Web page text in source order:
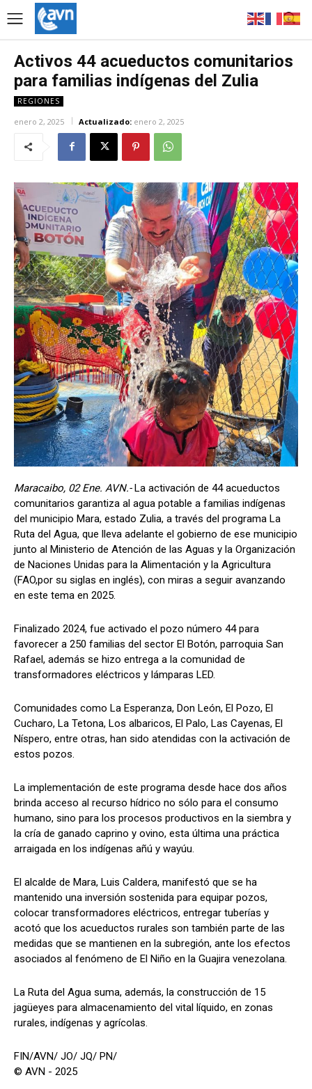
Activos 44 acueductos comunitarios
para familias indígenas del Zulia
REGIONES
enero 2, 2025 Actualizado: enero 2, 2025
Maracaibo, 02 Ene. AVN.-La activación de 44 acueductos
comunitarios garantiza al agua potable a familias indígenas
del municipio Mara, estado Zulia, a través del programa La
Ruta del Agua, que lleva adelante el gobierno de ese municipio
junto al Ministerio de Atención de las Aguas y la Organización
de Naciones Unidas para la Alimentación y la Agricultura
(FAO,por su siglas en inglés), con miras a seguir avanzando
en este tema en 2025.
Finalizado 2024, fue activado el pozo número 44 para
favorecer a 250 familias del sector El Botón, parroquia San
Rafael, además se hizo entrega a la comunidad de
transformadores eléctricos y lámparas LED.
Comunidades como La Esperanza, Don León, El Pozo, El
Cucharo, La Tetona, Los albaricos, El Palo, Las Cayenas, El
Níspero, entre otras, han sido atendidas con la activación de
estos pozos.
La implementación de este programa desde hace dos años
brinda acceso al recurso hídrico no sólo para el consumo
humano, sino para los procesos productivos en la siembra y
la cría de ganado caprino y ovino, esta última una práctica
arraigada en los indígenas añú y wayúu.
El alcalde de Mara, Luis Caldera, manifestó que se ha
mantenido una inversión sostenida para equipar pozos,
colocar transformadores eléctricos, entregar tuberías y
acotó que los acueductos rurales son también parte de las
medidas que se mantienen en la subregión, ante los efectos
asociados al fenómeno de El Niño en la Guajira venezolana.
La Ruta del Agua suma, además, la construcción de 15
jagüeyes para almacenamiento del vital líquido, en zonas
rurales, indígenas y agrícolas.
FIN/AVN/ JO/ JQ/ PN/
© AVN - 2025